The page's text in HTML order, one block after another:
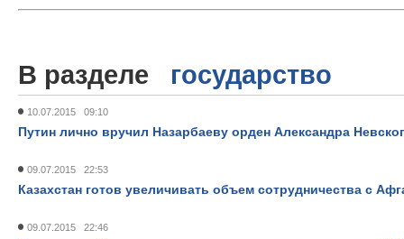
В разделе государство
10.07.2015 09:10
Путин лично вручил Назарбаеву орден Александра
09.07.2015 22:53
Казахстан готов увеличивать объем сотрудничества с
09.07.2015 22:46